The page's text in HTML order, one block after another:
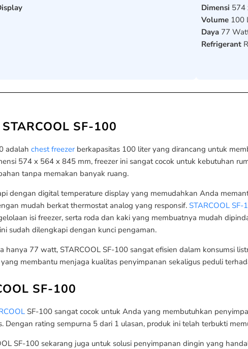
Dimensi 574
Volume 100
Daya 77
Refrigerant
SF-100
adalah chest freezerberkapasitas 100 liter yang dirancang untuk
574 x 564 x 845 mm, freezer ini sangat cocok untuk kebutuhan
tanpa memakan banyak ruang.
dengan digital temperature display yang memudahkan Anda
mudah berkat thermostat analog yang responsif. STARCOOL SF-
isi freezer, serta roda dan kaki yang membuatnya mudah
sudah dilengkapi dengan kunci pengaman.
hanya 77 watt, STARCOOL SF-100 sangat efisien dalam konsumsi
membantu menjaga kualitas penyimpanan sekaligus peduli
SF-100
SF-100 sangat cocok untuk Anda yang membutuhkan
Dengan rating sempurna 5 dari 1 ulasan, produk ini telah terbukti
SF-100 sekarang juga untuk solusi penyimpanan dingin yang